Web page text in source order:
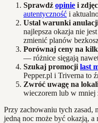
Sprawdź opinie i
autentyczność i
Ustal warunki
najlepsza okazja nie
zmienić planów
Porównaj ceny na
— różnice sięgają
Szukaj promocji last
Pepper.pl i Triverna to
Zwróć uwagę na
wieczorem lub w mniej
Przy zachowaniu tych zasad,
jedną noc może być okazją, a